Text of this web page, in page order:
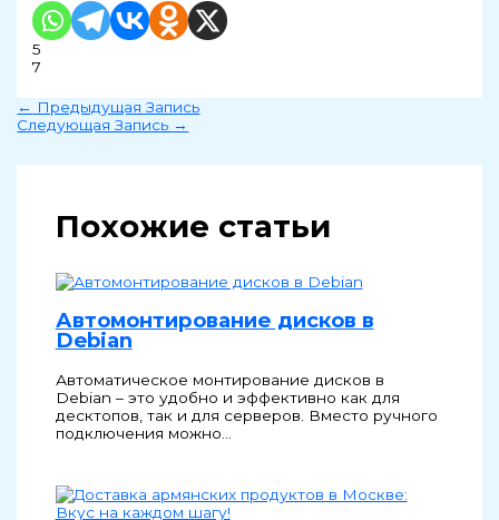
5
7
← Предыдущая Запись
Следующая Запись →
Похожие статьи
Автомонтирование дисков в
Debian
Автоматическое монтирование дисков в
Debian – это удобно и эффективно как для
десктопов, так и для серверов. Вместо ручного
подключения можно…